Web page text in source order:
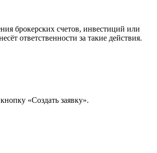
брокерских счетов, инвестиций или
ответственности за такие действия.
«Создать заявку».